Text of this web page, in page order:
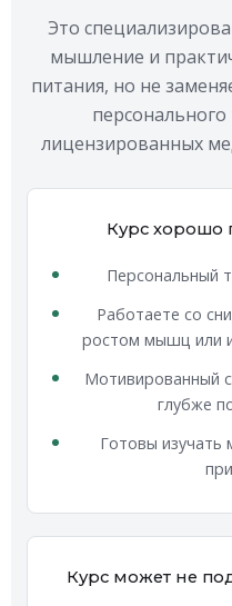
Это
мышление и
питания, но не
лицензированных
Курс хорошо
Персональный
Работаете со
ростом мышц или
Мотивированный
глубже
Готовы изучать
Курс может не